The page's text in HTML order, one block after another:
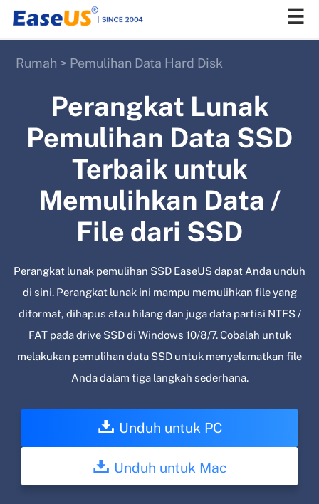
Rumah > Pemulihan Data Hard Disk
Perangkat Lunak
Pemulihan Data SSD
Terbaik untuk
Memulihkan Data /
File dari SSD
Perangkat lunak pemulihan SSD EaseUS dapat Anda unduh
di sini. Perangkat lunak ini mampu memulihkan file yang
diformat, dihapus atau hilang dan juga data partisi NTFS /
FAT pada drive SSD di Windows 10/8/7. Cobalah untuk
melakukan pemulihan data SSD untuk menyelamatkan file
Anda dalam tiga langkah sederhana.
Unduh untuk PC
Unduh untuk Mac